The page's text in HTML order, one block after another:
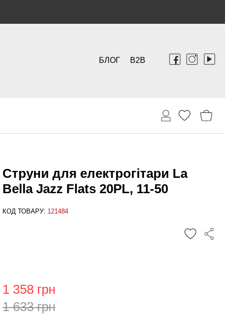
B2B
БЛОГ
Струни для електрогітари La
Bella Jazz Flats 20PL, 11-50
КОД ТОВАРУ: 121484
✕
1 358 грн
1 633 грн